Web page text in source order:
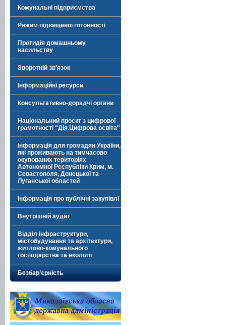
Комунальні підприємства
Режим підвищеної готовності
Протидія домашньому
насильству
Зворотній зв'язок
Інформаційні ресурси
Консультативно-дорадчі органи
Національний проєкт з цифрової
грамотності "Дія.Цифрова освіта"
Інформація для громадян України,
які проживають на тимчасово
окупованих територіях
Автономної Республіки Крим, м.
Севастополя, Донецької та
Луганської областей
Інформація про публічні закупівлі
Внутрішній аудит
Відділ інфраструктури,
містобудування та архітектури,
житлово-комунального
господарства та екології
Безбар’єрність